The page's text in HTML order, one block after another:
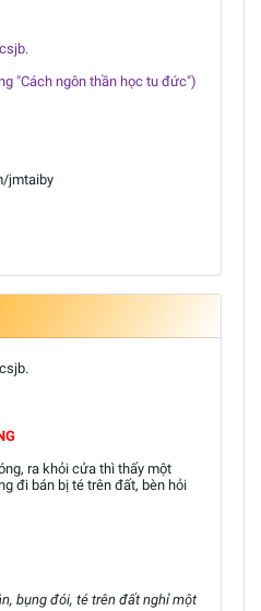
"Cách ngôn thần học tu đức")
jmtaiby
ra khỏi cửa thì thấy một
đi bán bị té trên đất, bèn hỏi
bụng đói, té trên đất nghỉ một